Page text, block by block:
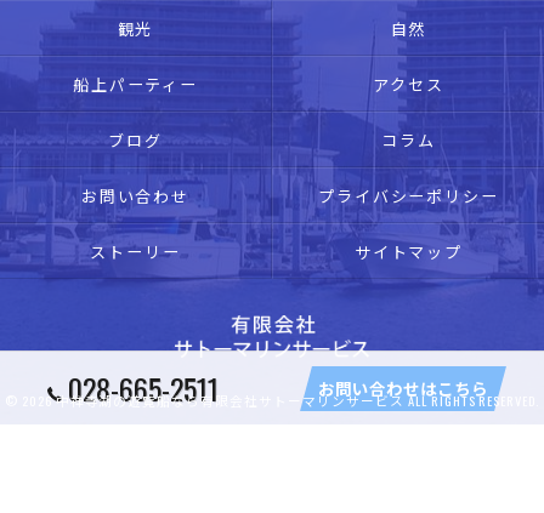
028-665-2511 お問い合わせはこちら
観光 自然
船上パーティー アクセス
ブログ コラム
お問い合わせ プライバシーポリシー
ストーリー サイトマップ
© 2026 中禅寺湖の遊覧船なら有限会社サトーマリンサービス ALL RIGHTS RESERVED.